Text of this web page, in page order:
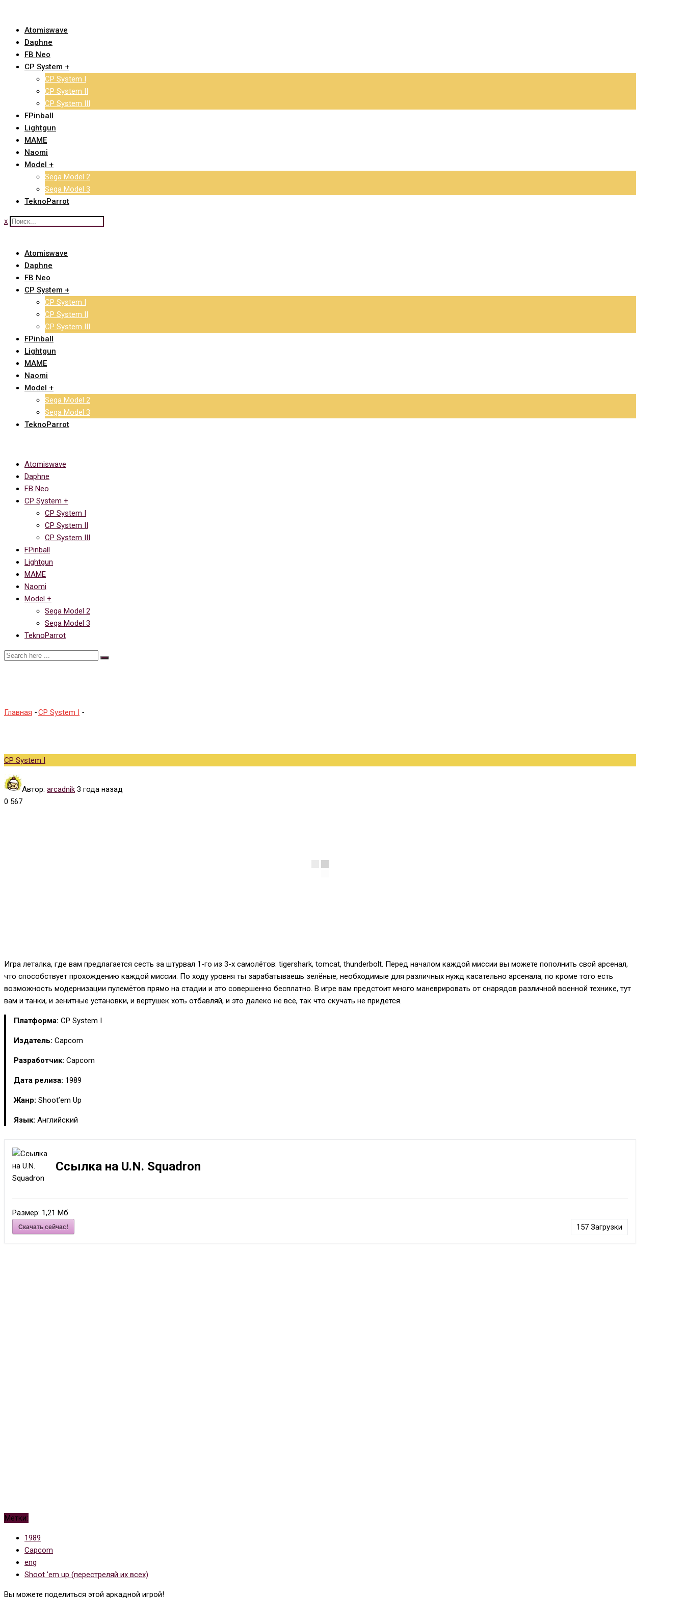
contentAtomiswave
Daphne
FB Neo
CP System +
CP System I
CP System II
CP System III
FPinball
Lightgun
MAME
Naomi
Model +
Sega Model 2
Sega Model 3
TeknoParrot
x
Atomiswave
Daphne
FB Neo
CP System +
CP System I
CP System II
CP System III
FPinball
Lightgun
MAME
Naomi
Model +
Sega Model 2
Sega Model 3
TeknoParrot
Atomiswave
Daphne
FB Neo
CP System +
CP System I
CP System II
CP System III
FPinball
Lightgun
MAME
Naomi
Model +
Sega Model 2
Sega Model 3
TeknoParrot
Главная -CP System I -
CP System I
Автор: arcadnik 3 года назад
0 567
Игра леталка, где вам предлагается сесть за штурвал 1-го из 3-х самолётов: tigershark, tomcat, thunderbolt. Перед началом каждой миссии вы можете пополнить свой арсенал,
что способствует прохождению каждой миссии. По ходу уровня ты зарабатываешь зелёные, необходимые для различных нужд касательно арсенала, по кроме того есть
возможность модернизации пулемётов прямо на стадии и это совершенно бесплатно. В игре вам предстоит много маневрировать от снарядов различной военной технике, тут
вам и танки, и зенитные установки, и вертушек хоть отбавляй, и это далеко не всё, так что скучать не придётся.
Платформа: CP System I
Издатель: Capcom
Разработчик: Capcom
Дата релиза: 1989
Жанр: Shoot’em Up
Язык: Английский
Ссылка на U.N. Squadron
Размер: 1,21 Мб
Скачать сейчас!
157 Загрузки
Метки:
1989
Capcom
eng
Shoot 'em up (перестреляй их всех)
Вы можете поделиться этой аркадной игрой!